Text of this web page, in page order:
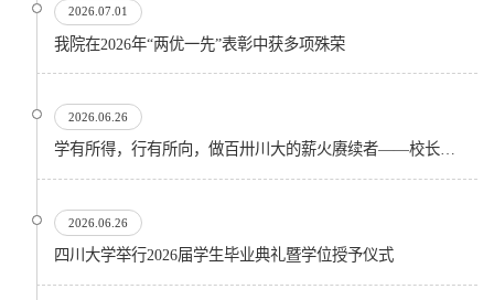
2026.07.01
我院在2026年“两优一先”表彰中获多项殊荣
2026.06.26
学有所得，行有所向，做百卅川大的薪火赓续者——校长汪劲松在四川大学2026届学生毕业典礼上的...
2026.06.26
四川大学举行2026届学生毕业典礼暨学位授予仪式